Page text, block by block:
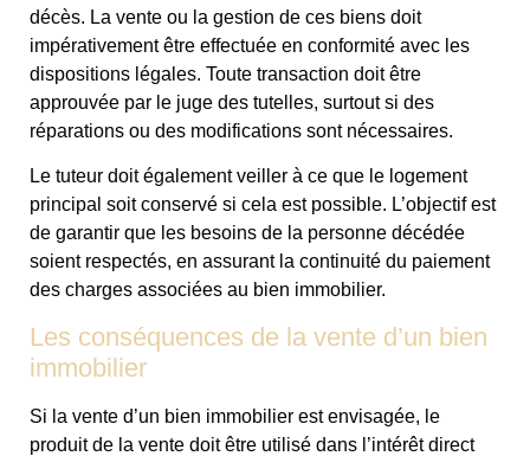
décès. La vente ou la gestion de ces biens doit
impérativement être effectuée en conformité avec les
dispositions légales. Toute transaction doit être
approuvée par le juge des tutelles, surtout si des
réparations ou des modifications sont nécessaires.
Le tuteur doit également veiller à ce que le logement
principal soit conservé si cela est possible. L’objectif est
de garantir que les besoins de la personne décédée
soient respectés, en assurant la continuité du paiement
des charges associées au bien immobilier.
Les conséquences de la vente d’un bien
immobilier
Si la vente d’un bien immobilier est envisagée, le
produit de la vente doit être utilisé dans l’intérêt direct